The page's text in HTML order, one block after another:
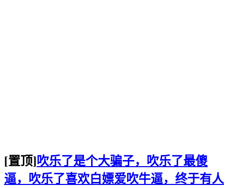
[置顶]吹乐了是个大骗子，吹乐了最傻
逼，吹乐了喜欢白嫖爱吹牛逼，终于有人